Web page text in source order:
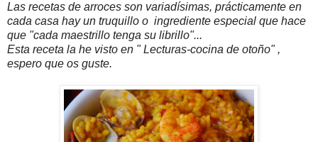
Las recetas de arroces son variadísimas, prácticamente en
cada casa hay un truquillo o ingrediente especial que hace
que "cada maestrillo tenga su librillo"...
Esta receta la he visto en " Lecturas-cocina de otoño" ,
espero que os guste.